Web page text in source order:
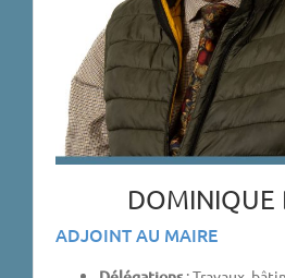
DOMINIQUE
ADJOINT AU MAIRE